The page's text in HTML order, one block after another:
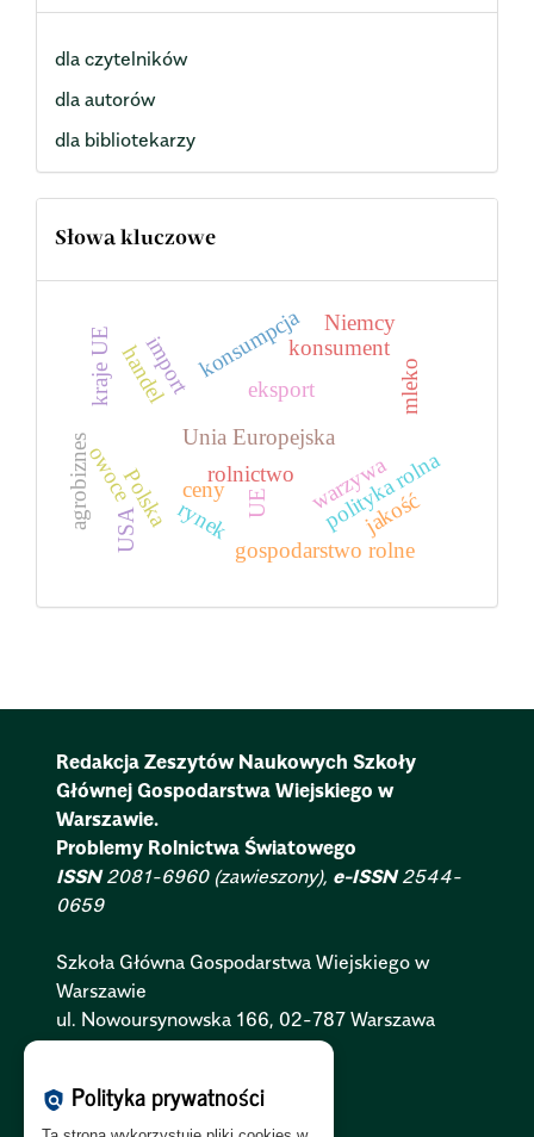
dla czytelników
dla autorów
dla bibliotekarzy
Słowa kluczowe
Unia Europejska
rolnictwo
eksport
import
Polska ceny polityka rolna
UE
gospodarstwo rolne
konsumpcja
handel
rynek
konsument
owoce
agrobiznes
mleko
kraje UE
warzywajakość
USA
Niemcy
Redakcja Zeszytów Naukowych Szkoły
Głównej Gospodarstwa Wiejskiego w
Warszawie.
Problemy Rolnictwa Światowego
ISSN2081-6960 (zawieszony), e-ISSN2544-
0659
Szkoła Główna Gospodarstwa Wiejskiego w
Warszawie
ul. Nowoursynowska 166, 02-787 Warszawa
Polityka Prywatności:PL
policy Polityka prywatności